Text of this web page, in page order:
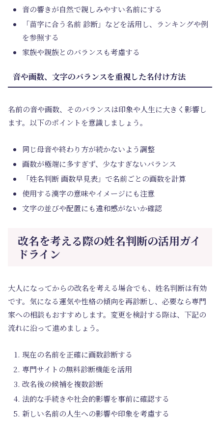
音の響きが自然で親しみやすい名前にする
「苗字に合う名前 診断」などを活用し、ランキングや例
を参照する
家族や親族とのバランスも考慮する
音や画数、文字のバランスを重視した名付け方法
名前の音や画数、そのバランスは印象や人生に大きく影響し
ます。以下のポイントを意識しましょう。
同じ母音や終わり方が続かないよう調整
画数が極端に多すぎず、少なすぎないバランス
「姓名判断 画数早見表」で名前ごとの画数を計算
使用する漢字の意味やイメージにも注意
文字の並びや配置にも違和感がないか確認
改名を考える際の姓名判断の活用ガイ
ドライン
大人になってからの改名を考える場合でも、姓名判断は有効
です。気になる運気や性格の傾向を再診断し、必要なら専門
家への相談もおすすめします。変更を検討する際は、下記の
流れに沿って進めましょう。
現在の名前を正確に画数診断する
専門サイトの無料診断機能を活用
改名後の候補を複数診断
法的な手続きや社会的影響を事前に確認する
新しい名前の人生への影響や印象を考慮する